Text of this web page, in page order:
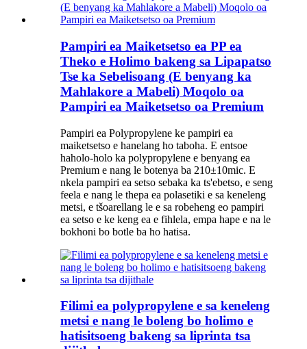
Pampiri ea Maiketsetso ea PP ea
Theko e Holimo bakeng sa Lipapatso
Tse ka Sebelisoang (E benyang ka
Mahlakore a Mabeli) Moqolo oa
Pampiri ea Maiketsetso oa Premium
Pampiri ea Polypropylene ke pampiri ea
maiketsetso e hanelang ho taboha. E entsoe
haholo-holo ka polypropylene e benyang ea
Premium e nang le botenya ba 210±10mic. E
nkela pampiri ea setso sebaka ka ts'ebetso, e seng
feela e nang le thepa ea polasetiki e sa keneleng
metsi, e tšoarellang le e sa robeheng eo pampiri
ea setso e ke keng ea e fihlela, empa hape e na le
bokhoni bo botle ba ho hatisa.
Filimi ea polypropylene e sa keneleng
metsi e nang le boleng bo holimo e
hatisitsoeng bakeng sa liprinta tsa